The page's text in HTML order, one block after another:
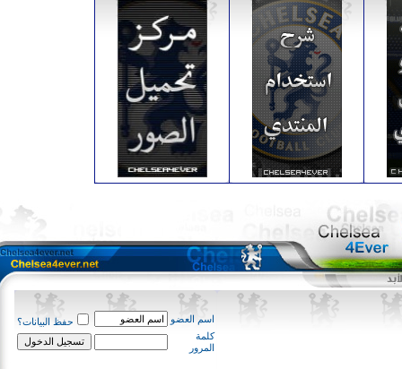
اسم العضو
حفظ البيانات؟
كلمة
المرور